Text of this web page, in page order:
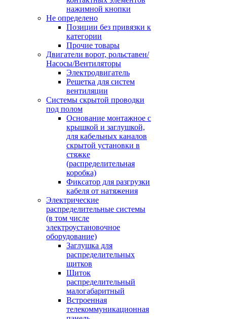
нажимной кнопки
Не определено
Позиции без привязки к
категории
Прочие товары
Двигатели ворот, рольставен/
Насосы/Вентиляторы
Электродвигатель
Решетка для систем
вентиляции
Системы скрытой проводки
под полом
Основание монтажное с
крышкой и заглушкой,
для кабельных каналов
скрытой установки в
стяжке
(распределительная
коробка)
Фиксатор для разгрузки
кабеля от натяжения
Электрические
распределительные системы
(в том числе
электроустановочное
оборудование)
Заглушка для
распределительных
щитков
Щиток
распределительный
малогабаритный
Встроенная
телекоммуникационная